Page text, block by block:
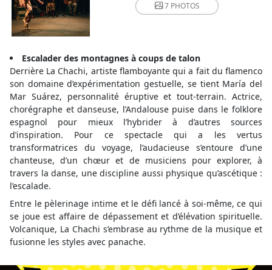
7 PHOTOS
Escalader des montagnes à coups de talon
Derrière La Chachi, artiste flamboyante qui a fait du flamenco
son domaine d’expérimentation gestuelle, se tient María del
Mar Suárez, personnalité éruptive et tout-terrain. Actrice,
chorégraphe et danseuse, l’Andalouse puise dans le folklore
espagnol pour mieux l’hybrider à d’autres sources
d’inspiration. Pour ce spectacle qui a les vertus
transformatrices du voyage, l’audacieuse s’entoure d’une
chanteuse, d’un chœur et de musiciens pour explorer, à
travers la danse, une discipline aussi physique qu’ascétique :
l’escalade.
Entre le pèlerinage intime et le défi lancé à soi-même, ce qui
se joue est affaire de dépassement et d’élévation spirituelle.
Volcanique, La Chachi s’embrase au rythme de la musique et
fusionne les styles avec panache.